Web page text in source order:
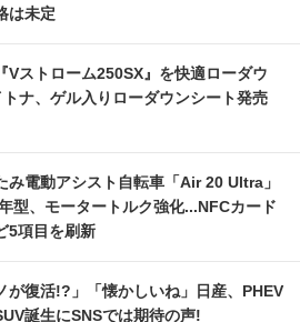
は未定
Vストローム250SX』を快適ローダウ
トナ、ゲル入りローダウンシート発売
み電動アシスト自転車「Air 20 Ultra」
型、モータートルク強化...NFCカード
5項目を刷新
が復活!?」「懐かしいね」日産、PHEV
誕生にSNSでは期待の声!